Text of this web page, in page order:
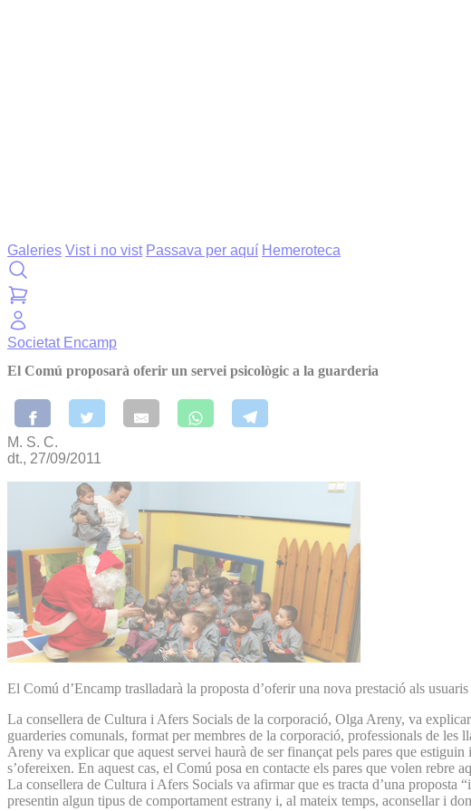
Galeries Vist i no vist Passava per aquí Hemeroteca
Societat Encamp
El Comú proposarà oferir un servei psicològic a la guarderia
M. S. C.
dt., 27/09/2011
El Comú d’Encamp traslladarà la proposta d’oferir una nova prestació als
La consellera de Cultura i Afers Socials de la corporació, Olga Areny, va
guarderies comunals, format per membres de la corporació, professionals de les
Areny va explicar que aquest servei haurà de ser finançat pels pares que
s’ofereixen. En aquest cas, el Comú posa en contacte els pares que volen rebre
La consellera de Cultura i Afers Socials va afirmar que es tracta d’una proposta
presentin algun tipus de comportament estrany i, al mateix temps, aconsellar i